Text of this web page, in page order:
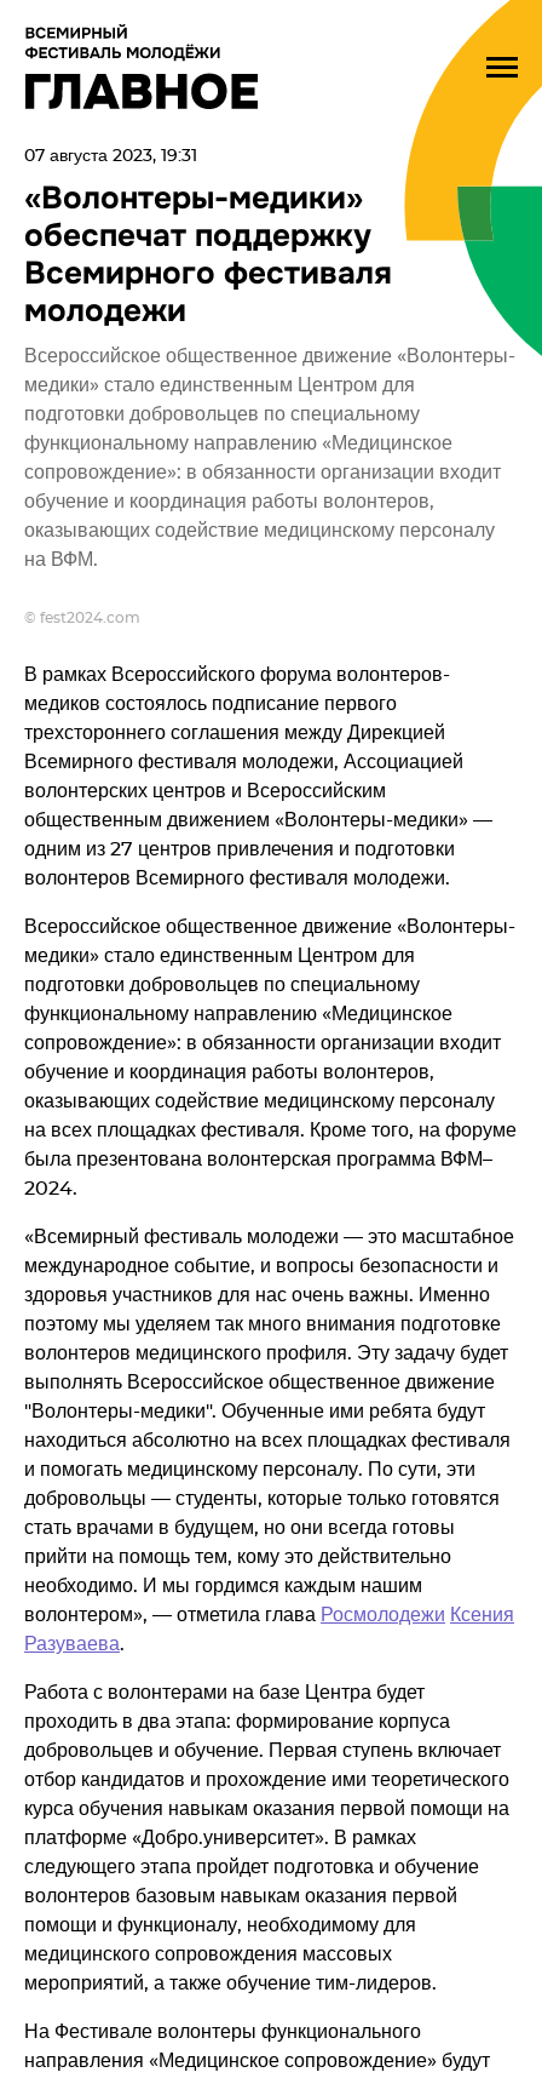
07 августа 2023, 19:31
«Волонтеры-медики»
обеспечат поддержку
Всемирного фестиваля
молодежи
Всероссийское общественное движение «Волонтеры-
медики» стало единственным Центром для
подготовки добровольцев по специальному
функциональному направлению «Медицинское
сопровождение»: в обязанности организации входит
обучение и координация работы волонтеров,
оказывающих содействие медицинскому персоналу
на ВФМ.
© fest2024.com
В рамках Всероссийского форума волонтеров-
медиков состоялось подписание первого
трехстороннего соглашения между Дирекцией
Всемирного фестиваля молодежи, Ассоциацией
волонтерских центров и Всероссийским
общественным движением «Волонтеры-медики» —
одним из 27 центров привлечения и подготовки
волонтеров Всемирного фестиваля молодежи.
Всероссийское общественное движение «Волонтеры-
медики» стало единственным Центром для
подготовки добровольцев по специальному
функциональному направлению «Медицинское
сопровождение»: в обязанности организации входит
обучение и координация работы волонтеров,
оказывающих содействие медицинскому персоналу
на всех площадках фестиваля. Кроме того, на форуме
была презентована волонтерская программа ВФМ–
2024.
«Всемирный фестиваль молодежи — это масштабное
международное событие, и вопросы безопасности и
здоровья участников для нас очень важны. Именно
поэтому мы уделяем так много внимания подготовке
волонтеров медицинского профиля. Эту задачу будет
выполнять Всероссийское общественное движение
"Волонтеры-медики". Обученные ими ребята будут
находиться абсолютно на всех площадках фестиваля
и помогать медицинскому персоналу. По сути, эти
добровольцы — студенты, которые только готовятся
стать врачами в будущем, но они всегда готовы
прийти на помощь тем, кому это действительно
необходимо. И мы гордимся каждым нашим
волонтером», — отметила глава Росмолодежи Ксения
Разуваева.
Работа с волонтерами на базе Центра будет
проходить в два этапа: формирование корпуса
добровольцев и обучение. Первая ступень включает
отбор кандидатов и прохождение ими теоретического
курса обучения навыкам оказания первой помощи на
платформе «Добро.университет». В рамках
следующего этапа пройдет подготовка и обучение
волонтеров базовым навыкам оказания первой
помощи и функционалу, необходимому для
медицинского сопровождения массовых
мероприятий, а также обучение тим-лидеров.
На Фестивале волонтеры функционального
направления «Медицинское сопровождение» будут